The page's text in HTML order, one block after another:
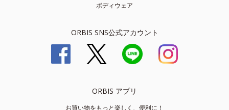
ボディウェア
ORBIS SNS公式アカウント
ORBIS アプリ
お買い物をもっと楽しく、便利に！